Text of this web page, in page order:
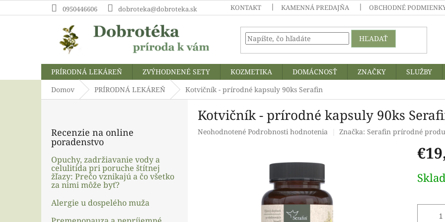
na
0950446606 dobroteka@dobroteka.sk KONTAKT KAMENNÁ PREDAJŇA OBCHODNÉ
HĽADAŤ
PRÍRODNÁ LEKÁREŇ ZVÝHODNENÉ SETY KOZMETIKA DOMÁCNOSŤ ZNAČKY SLUŽBY
Domov
PRÍRODNÁ LEKÁREŇ Kotvičník - prírodné kapsuly 90ks Serafin
Recenzie na online
poradenstvo
Opuchy, zadržiavanie vody a
celulitída pri poruche štítnej
žľazy: Prečo vznikajú a čo všetko
za nimi môže byť?
Alergie u dospelého muža
Kotvičník - prírodné kapsuly 90ks
Priemerné
Neohodnotené Podrobnosti hodnotenia Značka: Serafin prírodné
cena: